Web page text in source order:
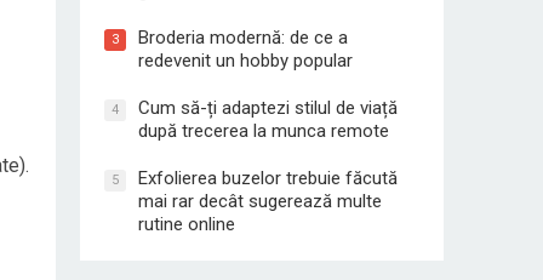
3
Broderia modernă: de ce a
redevenit un hobby popular
4
Cum să-ți adaptezi stilul de viață
după trecerea la munca remote
5
Exfolierea buzelor trebuie făcută
mai rar decât sugerează multe
rutine online